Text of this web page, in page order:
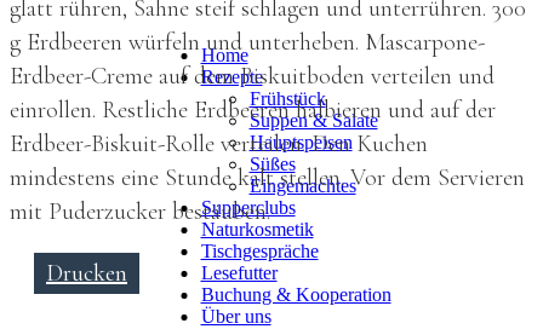
Home
Rezepte
Frühstück
Suppen & Salate
Hauptspeisen
Süßes
Eingemachtes
Supperclubs
Naturkosmetik
Tischgespräche
Lesefutter
Buchung & Kooperation
Über uns
glatt rühren, Sahne steif schlagen und unterrühren. 300
g Erdbeeren würfeln und unterheben. Mascarpone-
Erdbeer-Creme auf dem Biskuitboden verteilen und
einrollen. Restliche Erdbeeren halbieren und auf der
Erdbeer-Biskuit-Rolle verteilen. Den Kuchen
mindestens eine Stunde kalt stellen. Vor dem Servieren
mit Puderzucker bestäuben.
Drucken